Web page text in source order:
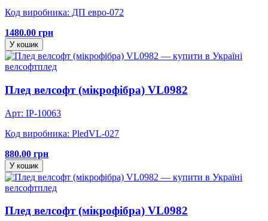
Код виробника: ДП евро-072
1480.00 грн
У кошик
велсофтплед
Плед велсофт (мікрофібра) VL0982
Арт: IP-10063
Код виробника: PledVL-027
880.00 грн
У кошик
велсофтплед
Плед велсофт (мікрофібра) VL0982